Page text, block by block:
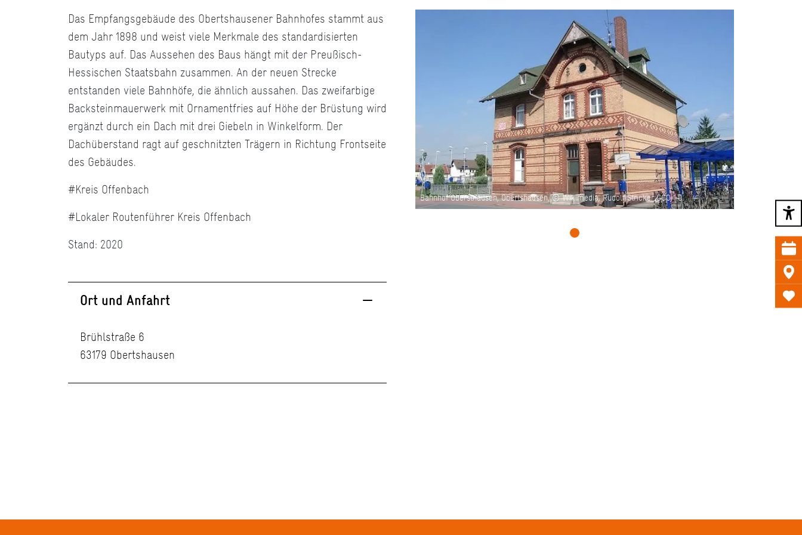
Das Empfangsgebäude des Obertshausener Bahnhofes stammt aus
dem Jahr 1898 und weist viele Merkmale des standardisierten
Bautyps auf. Das Aussehen des Baus hängt mit der Preußisch-
Hessischen Staatsbahn zusammen. An der neuen Strecke
entstanden viele Bahnhöfe, die ähnlich aussahen. Das zweifarbige
Backsteinmauerwerk mit Ornamentfries auf Höhe der Brüstung wird
ergänzt durch ein Dach mit drei Giebeln in Winkelform. Der
Dachüberstand ragt auf geschnitzten Trägern in Richtung Frontseite
des Gebäudes.
#Kreis Offenbach
#Lokaler Routenführer Kreis Offenbach
Stand: 2020
Ort und Anfahrt
Brühlstraße 6
63179 Obertshausen
Bahnhof Obersthausen, Obertshausen, © Wikimedia, Rudolf Stricker CC0 1.0